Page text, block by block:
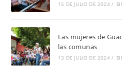
15 DE JULIO DE 2024 /
Las mujeres de
las comunas
13 DE JULIO DE 2024 /